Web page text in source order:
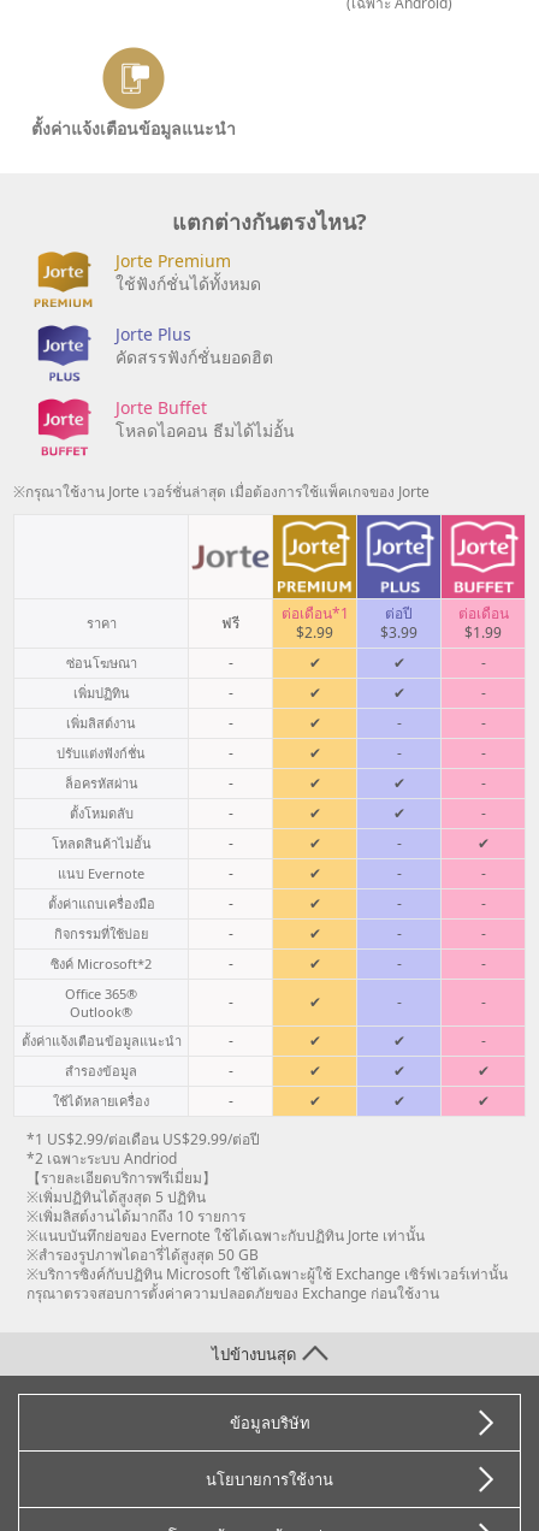
ตั้งค่าแจ้งเตือนข้อมูลแนะนำ
แตกต่างกันตรงไหน?
Jorte Premium
ใช้ฟังก์ชั่นได้ทั้งหมด
Jorte Plus
คัดสรรฟังก์ชั่นยอดฮิต
Jorte Buffet
โหลดไอคอน ธีมได้ไม่อั้น
※กรุณาใช้งาน Jorte เวอร์ชั่นล่าสุด เมื่อต้องการใช้แพ็คเกจของ Jorte
ราคา ฟรี
ต่อเดือน*1
$2.99
ต่อปี
$3.99
ต่อเดือน
$1.99
ซ่อนโฆษณา - ✔ ✔ -
เพิ่มปฏิทิน - ✔ ✔ -
เพิ่มลิสต์งาน - ✔ - -
ปรับแต่งฟังก์ชั่น - ✔ - -
ล็อครหัสผ่าน - ✔ ✔ -
ตั้งโหมดลับ - ✔ ✔ -
โหลดสินค้าไม่อั้น - ✔ - ✔
แนบ Evernote - ✔ - -
ตั้งค่าแถบเครื่องมือ - ✔ - -
กิจกรรมที่ใช้บ่อย - ✔ - -
ซิงค์ Microsoft*2 - ✔ - -
Office 365®
Outlook®
- ✔ - -
ตั้งค่าแจ้งเตือนข้อมูลแนะนำ - ✔ ✔ -
สำรองข้อมูล - ✔ ✔ ✔
ใช้ได้หลายเครื่อง - ✔ ✔
✔
*1 US$2.99/ต่อเดือน US$29.99/ต่อปี
*2 เฉพาะระบบ Andriod
【รายละเอียดบริการพรีเมี่ยม】
※เพิ่มปฏิทินได้สูงสุด 5 ปฏิทิน
※เพิ่มลิสต์งานได้มากถึง 10 รายการ
※แนบบันทึกย่อของ Evernote ใช้ได้เฉพาะกับปฏิทิน Jorte เท่านั้น
※สำรองรูปภาพไดอารี่ได้สูงสุด 50 GB
※บริการซิงค์กับปฏิทิน Microsoft ใช้ได้เฉพาะผู้ใช้ Exchange เซิร์ฟเวอร์เท่านั้น
กรุณาตรวจสอบการตั้งค่าความปลอดภัยของ Exchange ก่อนใช้งาน
ข้อมูลบริษัท
นโยบายการใช้งาน
ไปข้างบนสุด